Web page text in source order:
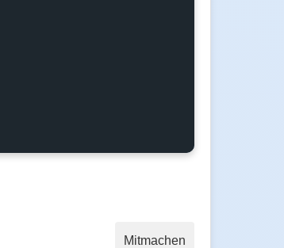
Mitmachen